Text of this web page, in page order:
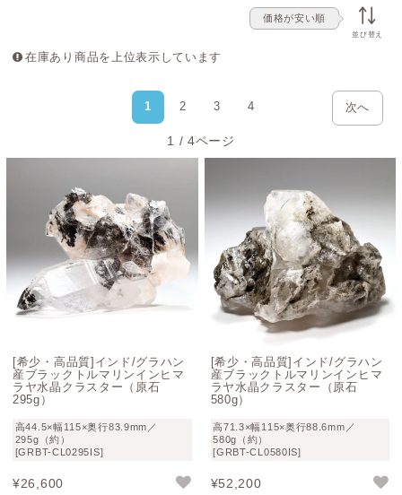
ルキーといった様々色合いが採れますが、特に品質高い水
晶は透明度抜群で、言葉では表現できないほど美しい結晶
をしています。
マニカラン産ヒマラヤ水晶クラスターのピンク色の母岩と
比べても、オレンジの色合いがはっきりと異なります。
グラハン産の曇りやクラックが少なく澄み切った美しい水
んな気持ちを抱いてしまうのが不思議です。
産出量が少ないことに比例して流通量が圧倒的に少なく紹
介できるお店も少ないため、お気に召した際は強くお迎え
をおすすめする逸品です。
その他のヒマラヤ水晶コレクションはこちら
価格が安い順
並び替え
在庫あり商品を上位表示しています
1 2 3 4 次へ
1 / 4ページ
[希少・高品質]インド/グラハン
産ブラックトルマリンインヒマ
ラヤ水晶クラスター（原石
295g）
高44.5×幅115×奥行83.9mm／
295g（約）
[GRBT-CL0295IS]
¥26,600
[希少・高品質]インド/グラハン
産ブラックトルマリンインヒマ
ラヤ水晶クラスター（原石
580g）
高71.3×幅115×奥行88.6mm／
580g（約）
[GRBT-CL0580IS]
¥52,200